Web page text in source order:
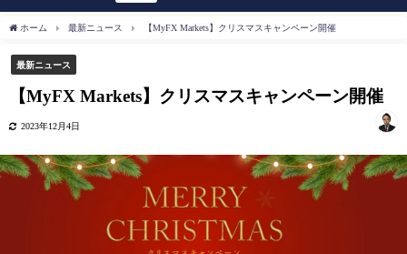
ホーム 最新ニュース 【MyFX Markets】クリスマスキャンペーン開催
最新ニュース
【MyFX Markets】クリスマスキャンペーン開催
2023年12月4日